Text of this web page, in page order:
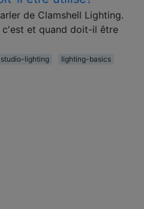
de Clamshell Lighting.
c'est et quand doit-il être
studio-lighting lighting-basics